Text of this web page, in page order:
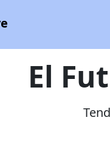
El